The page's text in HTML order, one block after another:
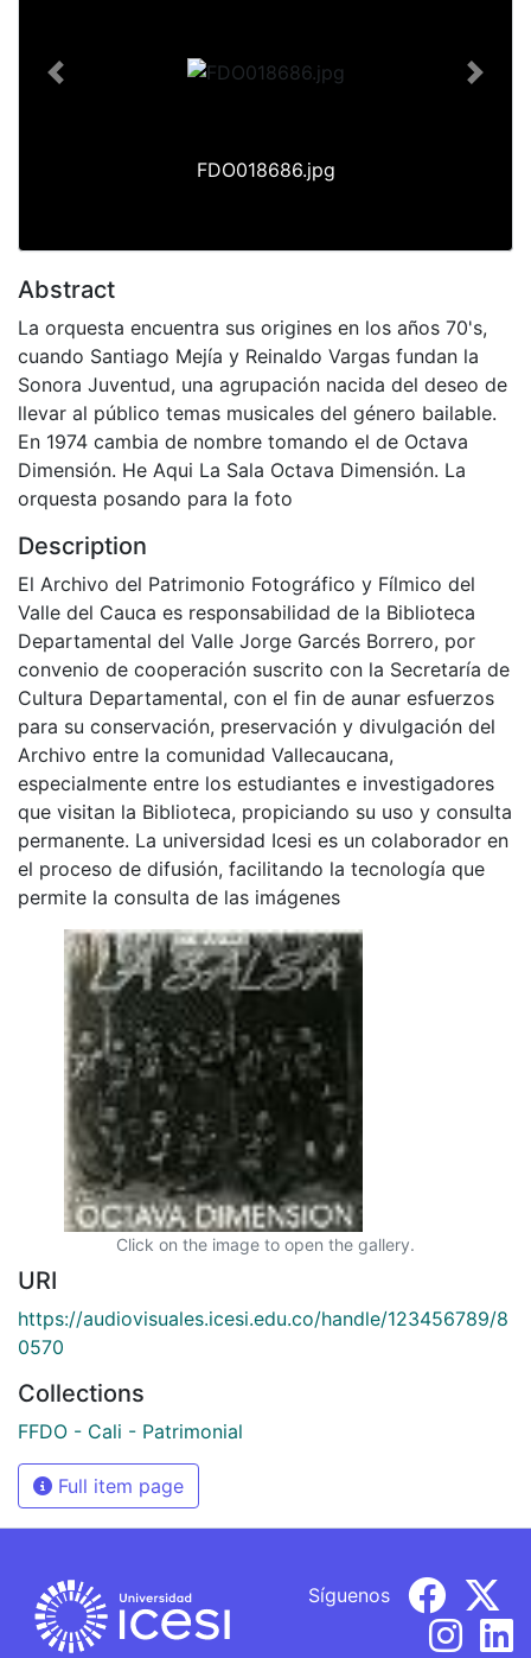
FDO018686.jpg
Previous Next
Abstract
La orquesta encuentra sus origines en los años 70's,
cuando Santiago Mejía y Reinaldo Vargas fundan la
Sonora Juventud, una agrupación nacida del deseo de
llevar al público temas musicales del género bailable.
En 1974 cambia de nombre tomando el de Octava
Dimensión. He Aqui La Sala Octava Dimensión. La
orquesta posando para la foto
Description
El Archivo del Patrimonio Fotográfico y Fílmico del
Valle del Cauca es responsabilidad de la Biblioteca
Departamental del Valle Jorge Garcés Borrero, por
convenio de cooperación suscrito con la Secretaría de
Cultura Departamental, con el fin de aunar esfuerzos
para su conservación, preservación y divulgación del
Archivo entre la comunidad Vallecaucana,
especialmente entre los estudiantes e investigadores
que visitan la Biblioteca, propiciando su uso y consulta
permanente. La universidad Icesi es un colaborador en
el proceso de difusión, facilitando la tecnología que
permite la consulta de las imágenes
Click on the image to open the gallery.
URI
https://audiovisuales.icesi.edu.co/handle/123456789/8
0570
Collections
FFDO - Cali - Patrimonial
Full item page
Síguenos